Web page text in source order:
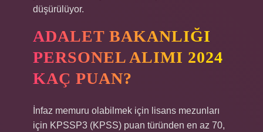
düşürülüyor.
ADALET BAKANLIĞI
PERSONEL ALIMI 2024
KAÇ PUAN?
İnfaz memuru olabilmek için lisans mezunları
için KPSSP3 (KPSS) puan türünden en az 70,